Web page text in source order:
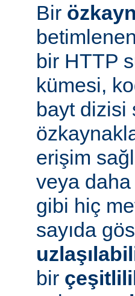
Bir
bir HTTP
kümesi,
bayt dizisi
erişim
veya
gibi hiç
sayıda
bir